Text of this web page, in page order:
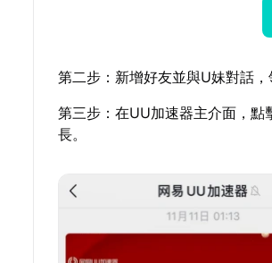
第二步：新增好友並與U妹對話，
第三步：在UU加速器主介面，
長。